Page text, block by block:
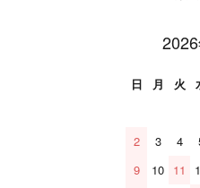
日 月 火
2
3 4
9
10 11